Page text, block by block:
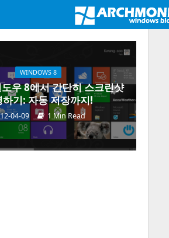
WINDOWS 8
우 8에서 간단히 스크린샷
하기: 자동 저장까지!
04-09 1 Min Read